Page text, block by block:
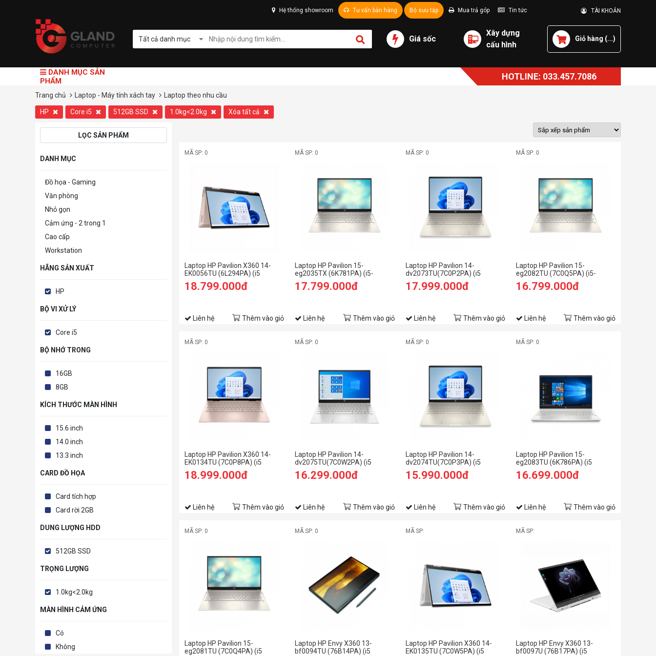
Hệ thống showroom Tư vấn bán hàng Bộ sưu tập Mua trả góp Tin tức TÀI KHOẢN
Tất cả danh mục Giá sốc
Xây dựng
cấu hình
Giỏ hàng (...)
DANH MỤC SẢN
PHẨM
HOTLINE: 033.457.7086
Trang chủ Laptop - Máy tính xách tay Laptop theo nhu cầu
HP Core i5 512GB SSD 1.0kg<2.0kg Xóa tất cả
LỌC SẢN PHẨM
DANH MỤC
Đồ họa - Gaming
Văn phòng
Nhỏ gọn
Cảm ứng - 2 trong 1
Cao cấp
Workstation
HÃNG SẢN XUẤT
HP
BỘ VI XỬ LÝ
Core i5
BỘ NHỚ TRONG
16GB
8GB
KÍCH THƯỚC MÀN HÌNH
15.6 inch
14.0 inch
13.3 inch
CARD ĐỒ HỌA
Card tích hợp
Card rời 2GB
DUNG LƯỢNG HDD
512GB SSD
TRỌNG LƯỢNG
1.0kg<2.0kg
MÀN HÌNH CẢM ỨNG
Có
Không
MÃ SP: 0
Laptop HP Pavilion X360 14-
EK0056TU (6L294PA) (i5
1235U/8GB RAM/512GB
SSD/14 FHD Cảm
18.799.000đ
Liên hệ Thêm vào giỏ
MÃ SP: 0
Laptop HP Pavilion 15-
eg2035TX (6K781PA) (i5-
1235U/8GB RAM/512GB
SSD/15.6 FHD/MX550
17.799.000đ
Liên hệ Thêm vào giỏ
MÃ SP: 0
Laptop HP Pavilion 14-
dv2073TU(7C0P2PA) (i5
1235U/16GB RAM/512GB
SSD/14 FHD/Win11/Vàng)
17.999.000đ
Liên hệ Thêm vào giỏ
MÃ SP: 0
Laptop HP Pavilion 15-
eg2082TU (7C0Q5PA) (i5-
1240P/8GB RAM/512GB
SSD/15.6 FHD/Win11/Vàng)
16.799.000đ
Liên hệ Thêm vào giỏ
MÃ SP: 0
Laptop HP Pavilion X360 14-
EK0134TU (7C0P8PA) (i5
1235U/8GB RAM/512GB
SSD/14 FHD Cảm
18.999.000đ
Liên hệ Thêm vào giỏ
MÃ SP: 0
Laptop HP Pavilion 14-
dv2075TU(7C0W2PA) (i5
1235U/8GB RAM/512GB
SSD/14 FHD/Win11/Bạc)
16.299.000đ
Liên hệ Thêm vào giỏ
MÃ SP: 0
Laptop HP Pavilion 14-
dv2074TU(7C0P3PA) (i5
1235U/8GB RAM/512GB
SSD/14 FHD/Win11/Vàng)
15.990.000đ
Liên hệ Thêm vào giỏ
MÃ SP: 0
Laptop HP Pavilion 15-
eg2083TU (6K786PA) (i5
1240P/8GB RAM/512GB
SSD/15.6 FHD/Win11/Bạc)
16.699.000đ
Liên hệ Thêm vào giỏ
MÃ SP: 0
Laptop HP Pavilion 15-
eg2081TU (7C0Q4PA) (i5
MÃ SP: 0
Laptop HP Envy X360 13-
bf0094TU (76B14PA) (i5
MÃ SP:
Laptop HP Pavilion X360 14-
EK0135TU (7C0W5PA) (i5
MÃ SP:
Laptop HP Envy X360 13-
bf0097U (76B17PA) (i5